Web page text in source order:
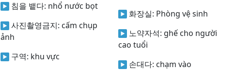
침을 뱉다: nhổ nước bọt
사진촬영금지: cấm chụp
ảnh
구역: khu vực
화장실: Phòng vệ sinh
노약자석: ghế cho người
cao tuổi
손대다: chạm vào